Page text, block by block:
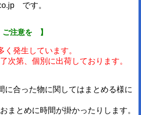
です。
ご注意を 】
発生しています。
次第、個別に出荷しております。
に合った物に関してはまとめる様に
まとめに時間が掛かったりします。